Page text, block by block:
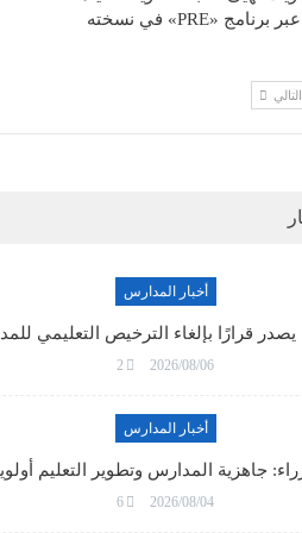
الجامعية عبر برنامج «PRE» في نسخته
التالي
أخبار المدارس
يصدر قرارًا بإلغاء الترخيص التعليمي
2026/08/06
2
أخبار المدارس
جاهزية المدارس وتطوير التعليم
2026/08/04
6